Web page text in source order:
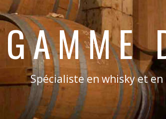
Spécialiste en whisky et